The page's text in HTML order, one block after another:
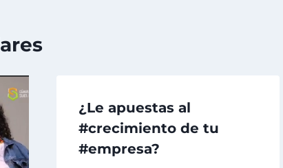
¿Le apuestas al
#crecimiento de tu
#empresa?